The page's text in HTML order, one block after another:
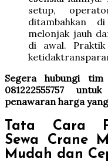
setup,
ditambahkan
melonjak jauh
di awal.
Segera hubungi
081222555757
penawaran harga
Tata Cara
Sewa Crane
Mudah dan